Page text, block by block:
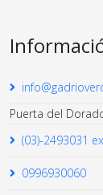
Puerta del
(03)-2493031
0996930060